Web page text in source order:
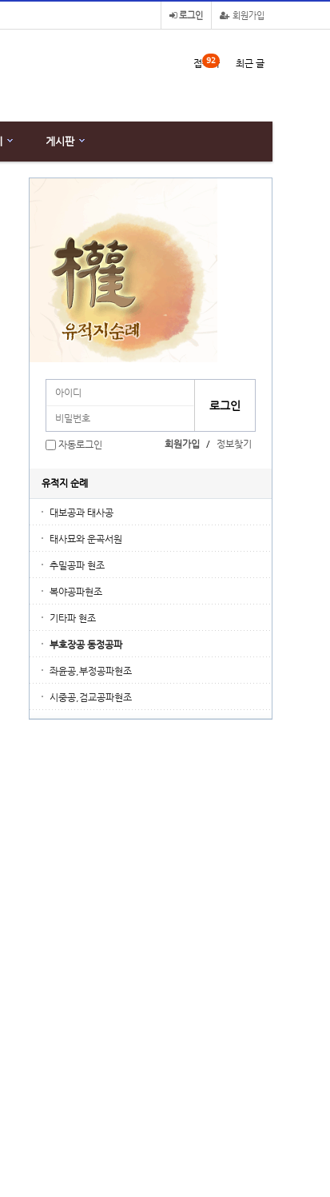
회원가입
로그인
접속자
92 최근 글
게시판
자동로그인 회원가입 / 정보찾기
유적지 순례
대보공과 태사공
태사묘와 운곡서원
추밀공파 현조
복야공파현조
기타파 현조
부호장공 동정공파
좌윤공,부정공파현조
시중공,검교공파현조